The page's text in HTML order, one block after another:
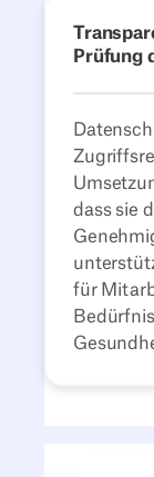
Prüfung
dass sie
für